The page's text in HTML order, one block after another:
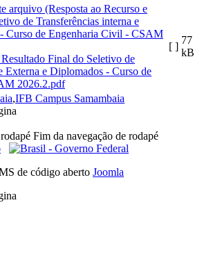
Final do Seletivo de
Externa e Diplomados - Curso de
2026.2.pdf
[ ]
77
kB
,IFB Campus Samambaia
Fim da navegação de rodapé
de código aberto Joomla